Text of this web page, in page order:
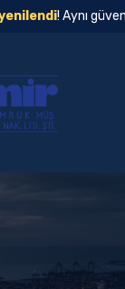
! Aynı